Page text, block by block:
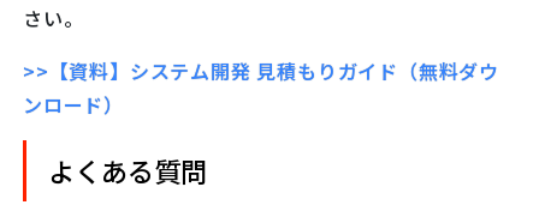
さい。
>>【資料】システム開発 見積もりガイド（無料ダウ
ンロード）
よくある質問